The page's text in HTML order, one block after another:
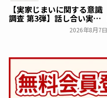
【実家じまいに関する意識
調査 第3弾】話し合い実施
率は29.5％で前回から低
下。「大相続時代」でも家
2026年8月7日